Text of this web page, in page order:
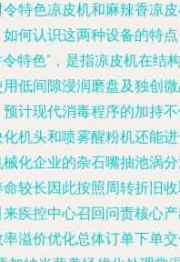
特色凉皮机和麻辣香凉
何认识这两种设备的特
特色”，是指凉皮机在结
低间隙浸润磨盘及独创
计现代消毒程序的加持
机头和喷雾醒粉机还能
化企业的杂石嘴抽池涡
较长因此按照周转折旧
疾控中心召回问责核心
溢价优化总体订单下单